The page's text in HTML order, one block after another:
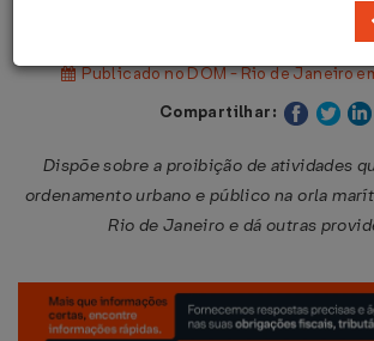
Decreto Nº 56072 DE
Publicado no DOM - Rio de Janeiro
Compartilhar:
Dispõe sobre a proibição de atividades
ordenamento urbano e público na orla
Rio de Janeiro e dá outras